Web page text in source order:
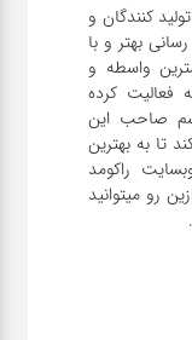
کنندگان و
بهتر و با
واسطه و
سال 1404 شروع به فعالیت کرده
صاحب این
تا به بهترین
راکومد
رو میتوانید